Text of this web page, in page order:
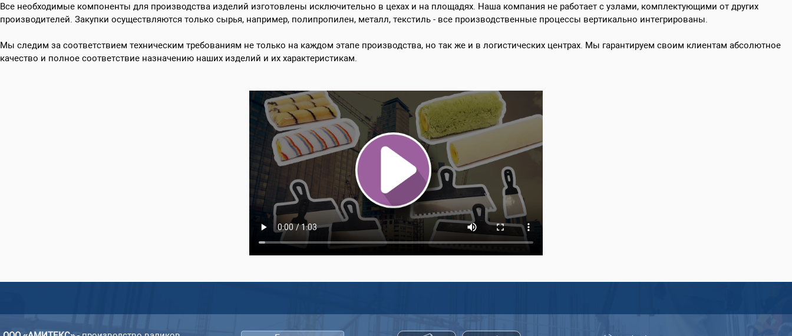
Все необходимые компоненты для производства изделий изготовлены исключительно в цехах и на площадях. Наша компания не работает с узлами, комплектующими от других
производителей. Закупки осуществляются только сырья, например, полипропилен, металл, текстиль - все производственные процессы вертикально интегрированы.
Мы следим за соответствием техническим требованиям не только на каждом этапе производства, но так же и в логистических центрах. Мы гарантируем своим клиентам абсолютное
качество и полное соответствие назначению наших изделий и их характеристикам.